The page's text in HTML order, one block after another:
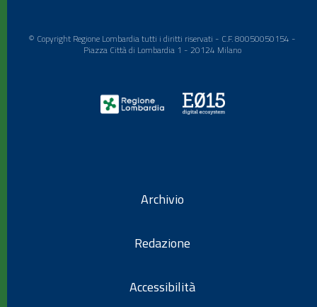
© Copyright Regione Lombardia tutti i diritti riservati - C.F. 80050050154 -
Piazza Città di Lombardia 1 - 20124 Milano
Archivio
Redazione
Accessibilità